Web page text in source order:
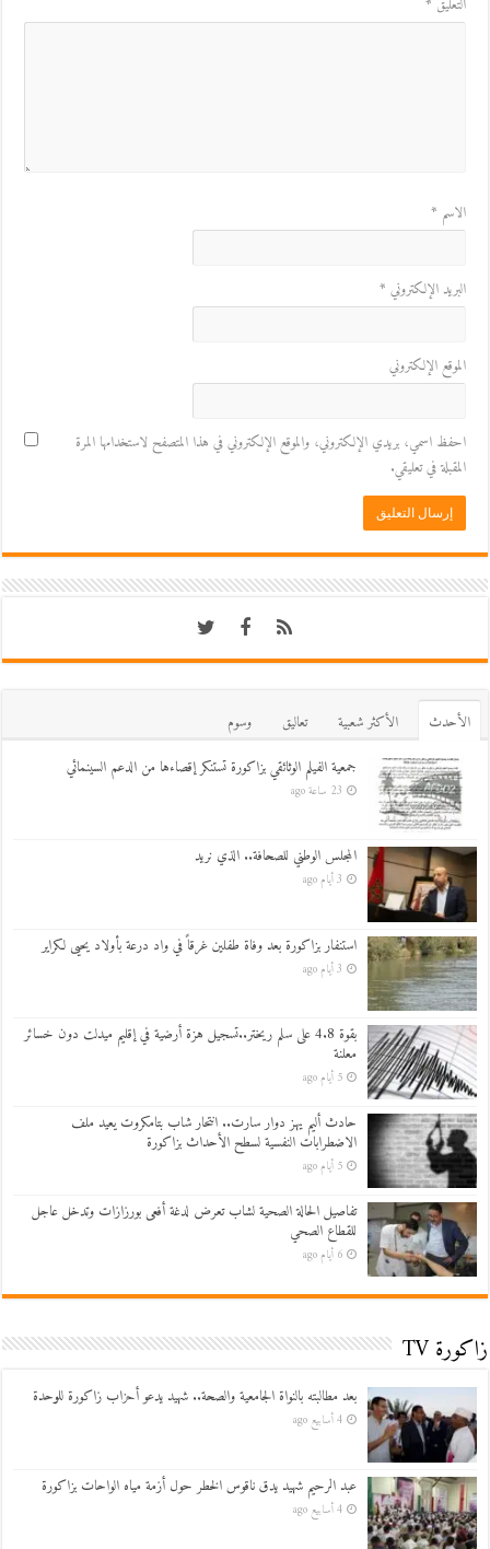
التعليق *
الاسم *
البريد الإلكتروني *
الموقع الإلكتروني
احفظ اسمي، بريدي الإلكتروني، والموقع الإلكتروني في هذا المتصفح لاستخدامها المرة
المقبلة في تعليقي.
اﻷحدث اﻷكثر شعبية تعاليق
وسوم
جمعية الفيلم الوثائقي بزاكورة تستنكر إقصاءها من الدعم السينمائي
23 ساعة ago
المجلس الوطني للصحافة.. الذي نريد
3 أيام ago
استنفار بزاكورة بعد وفاة طفلين غرقاً في واد درعة بأولاد يحيى لكراير
3 أيام ago
بقوة 4.8 على سلم ريختر..تسجيل هزة أرضية في إقليم ميدلت دون خسائر
معلنة
5 أيام ago
حادث أليم يهز دوار سارت.. انتحار شاب بتامكروت يعيد ملف
الاضطرابات النفسية لسطح الأحداث بزاكورة
5 أيام ago
تفاصيل الحالة الصحية لشاب تعرض لدغة أفعى بورزازات وتدخل عاجل
للقطاع الصحي
6 أيام ago
زاكورة TV
بعد مطالبته بالنواة الجامعية والصحة.. شهيد يدعو أحزاب زاكورة للوحدة
4 أسابيع ago
عبد الرحيم شهيد يدق ناقوس الخطر حول أزمة مياه الواحات بزاكورة
4 أسابيع ago